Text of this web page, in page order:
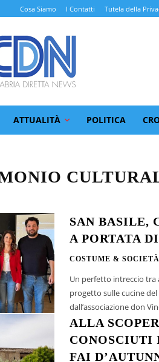
Cosa Siamo I Contatti Tutela della
ATTUALITÀ POLITICA
SAN BASILE,
A PORTATA
COSTUME & SOCIETÀ
Un perfetto intreccio tra
progetto sulle cucine
ALLA
CONOSCIUTI
FAI